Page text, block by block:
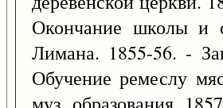
Окончание школы и
Лимана. 1855-56. -
Обучение ремеслу